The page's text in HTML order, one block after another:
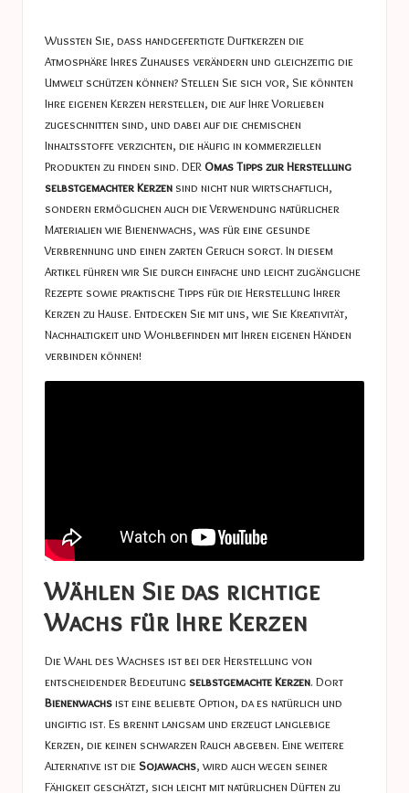
s
t
u
c
e
s
Wussten Sie, dass handgefertigte Duftkerzen die
Atmosphäre Ihres Zuhauses verändern und gleichzeitig die
Umwelt schützen können? Stellen Sie sich vor, Sie könnten
Ihre eigenen Kerzen herstellen, die auf Ihre Vorlieben
zugeschnitten sind, und dabei auf die chemischen
Inhaltsstoffe verzichten, die häufig in kommerziellen
Produkten zu finden sind. DER Omas Tipps zur Herstellung
selbstgemachter Kerzen sind nicht nur wirtschaftlich,
sondern ermöglichen auch die Verwendung natürlicher
Materialien wie Bienenwachs, was für eine gesunde
Verbrennung und einen zarten Geruch sorgt. In diesem
Artikel führen wir Sie durch einfache und leicht zugängliche
Rezepte sowie praktische Tipps für die Herstellung Ihrer
Kerzen zu Hause. Entdecken Sie mit uns, wie Sie Kreativität,
Nachhaltigkeit und Wohlbefinden mit Ihren eigenen Händen
verbinden können!
Wählen Sie das richtige
Wachs für Ihre Kerzen
Die Wahl des Wachses ist bei der Herstellung von
entscheidender Bedeutung selbstgemachte Kerzen. Dort
Bienenwachsist eine beliebte Option, da es natürlich und
ungiftig ist. Es brennt langsam und erzeugt langlebige
Kerzen, die keinen schwarzen Rauch abgeben. Eine weitere
Alternative ist die Sojawachs, wird auch wegen seiner
Fähigkeit geschätzt, sich leicht mit natürlichen Düften zu